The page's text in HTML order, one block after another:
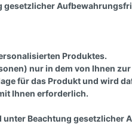
Produktes.
nur in dem von Ihnen
für das Produkt und wird
Ihnen erforderlich.
unter Beachtung